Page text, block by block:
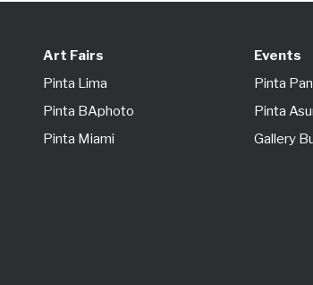
Art Fairs
Pinta Lima
Pinta BAphoto
Pinta Miami
Events
Pinta
Pinta
Gallery